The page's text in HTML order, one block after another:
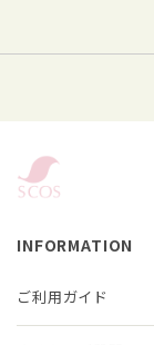
INFORMATION
ご利用ガイド